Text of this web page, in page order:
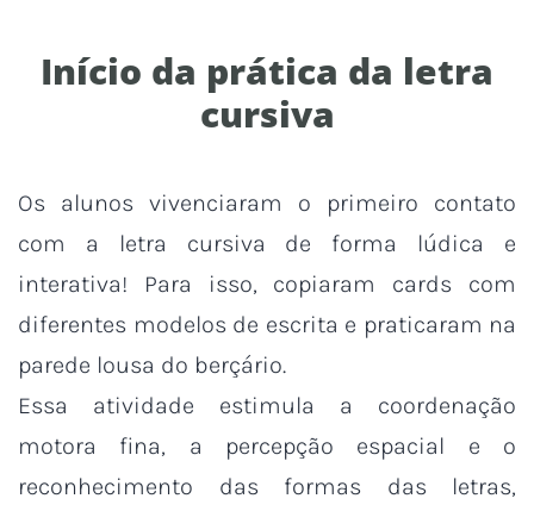
Início da prática da letra
cursiva
Os alunos vivenciaram o primeiro contato
com a letra cursiva de forma lúdica e
interativa! Para isso, copiaram cards com
diferentes modelos de escrita e praticaram na
parede lousa do berçário.
Essa atividade estimula a coordenação
motora fina, a percepção espacial e o
reconhecimento das formas das letras,